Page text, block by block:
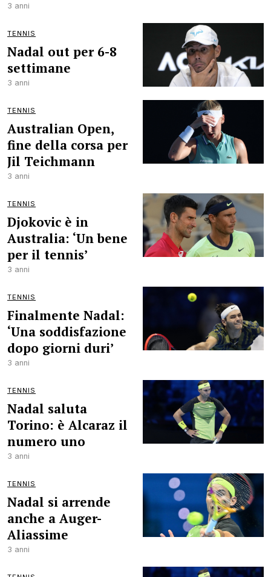
3 anni
TENNIS
Nadal out per 6-8
settimane
3 anni
TENNIS
Australian Open,
fine della corsa per
Jil Teichmann
3 anni
TENNIS
Djokovic è in
Australia: ‘Un bene
per il tennis’
3 anni
TENNIS
Finalmente Nadal:
‘Una soddisfazione
dopo giorni duri’
3 anni
TENNIS
Nadal saluta
Torino: è Alcaraz il
numero uno
3 anni
TENNIS
Nadal si arrende
anche a Auger-
Aliassime
3 anni